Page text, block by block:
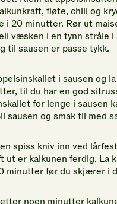
fløte, chili og
i 20 minutter. Rør ut
væsken i en tynn stråle i
til sausen er passe tykk.
i sausen og
til du har en god
for lenge i sausen
sausen og smak til med
spiss kniv inn ved
ut er kalkunen ferdig. La
minutter før du skjærer i